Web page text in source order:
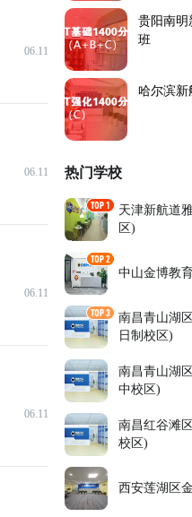
06.11
06.11
06.11
06.11
贵阳南明
班
哈尔滨新
热门学校
天津新航道
区)
中山金博教
南昌青山湖
日制校区)
南昌青山湖
中校区)
南昌红谷滩
校区)
西安莲湖区